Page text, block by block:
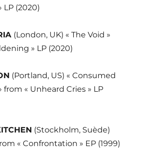
LP (2020)
(London, UK) « The Void »
» LP (2020)
(Portland, US) « Consumed
from « Unheard Cries » LP
(Stockholm, Suède)
« Confrontation » EP (1999)